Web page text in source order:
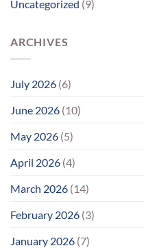
Uncategorized (9)
ARCHIVES
July 2026 (6)
June 2026 (10)
May 2026 (5)
April 2026 (4)
March 2026 (14)
February 2026 (3)
January 2026 (7)